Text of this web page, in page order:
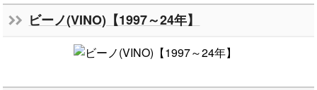
ビーノ(VINO)【1997～24年】